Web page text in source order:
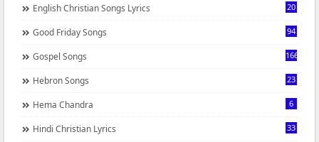
English Christian Songs Lyrics 20
Good Friday Songs 94
Gospel Songs 166
Hebron Songs 23
Hema Chandra 6
Hindi Christian Lyrics 33